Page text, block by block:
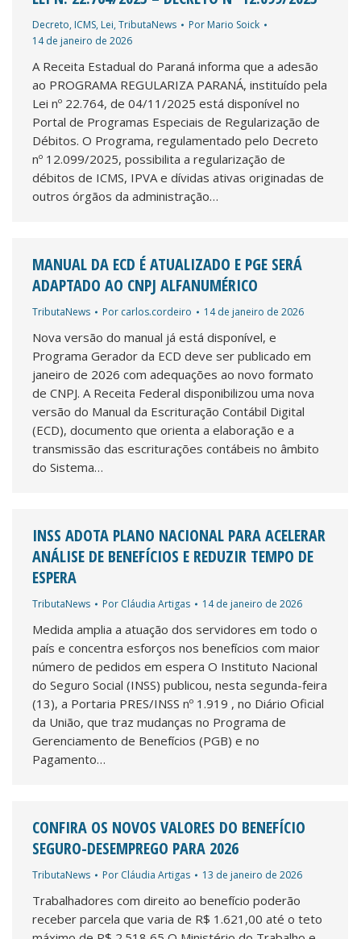
Decreto, ICMS, Lei,TributaNews Por Mario Soick
14 de janeiro de 2026
A Receita Estadual do Paraná informa que a adesão
ao PROGRAMA REGULARIZA PARANÁ, instituído pela
Lei nº 22.764, de 04/11/2025 está disponível no
Portal de Programas Especiais de Regularização de
Débitos. O Programa, regulamentado pelo Decreto
nº 12.099/2025, possibilita a regularização de
débitos de ICMS, IPVA e dívidas ativas originadas de
outros órgãos da administração…
MANUAL DA ECD É ATUALIZADO E PGE SERÁ
ADAPTADO AO CNPJ ALFANUMÉRICO
TributaNews Por carlos.cordeiro 14 de janeiro de 2026
Nova versão do manual já está disponível, e
Programa Gerador da ECD deve ser publicado em
janeiro de 2026 com adequações ao novo formato
de CNPJ. A Receita Federal disponibilizou uma nova
versão do Manual da Escrituração Contábil Digital
(ECD), documento que orienta a elaboração e a
transmissão das escriturações contábeis no âmbito
do Sistema…
INSS ADOTA PLANO NACIONAL PARA ACELERAR
ANÁLISE DE BENEFÍCIOS E REDUZIR TEMPO DE
ESPERA
TributaNews Por Cláudia Artigas 14 de janeiro de 2026
Medida amplia a atuação dos servidores em todo o
país e concentra esforços nos benefícios com maior
número de pedidos em espera O Instituto Nacional
do Seguro Social (INSS) publicou, nesta segunda-feira
(13), a Portaria PRES/INSS nº 1.919 , no Diário Oficial
da União, que traz mudanças no Programa de
Gerenciamento de Benefícios (PGB) e no
Pagamento…
CONFIRA OS NOVOS VALORES DO BENEFÍCIO
SEGURO-DESEMPREGO PARA 2026
TributaNews Por Cláudia Artigas 13 de janeiro de 2026
Trabalhadores com direito ao benefício poderão
receber parcela que varia de R$ 1.621,00 até o teto